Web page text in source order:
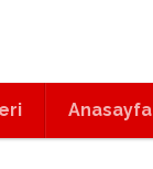
Anasayfa